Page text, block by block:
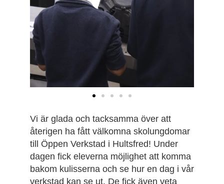
Vi är glada och tacksamma över att
återigen ha fått välkomna skolungdomar
till Öppen Verkstad i Hultsfred! Under
dagen fick eleverna möjlighet att komma
bakom kulisserna och se hur en dag i vår
verkstad kan se ut. De fick även veta